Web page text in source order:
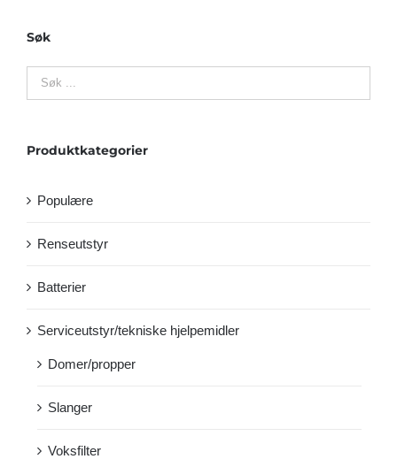
Søk
Produktkategorier
Populære
Renseutstyr
Batterier
Serviceutstyr/tekniske hjelpemidler
Domer/propper
Slanger
Voksfilter